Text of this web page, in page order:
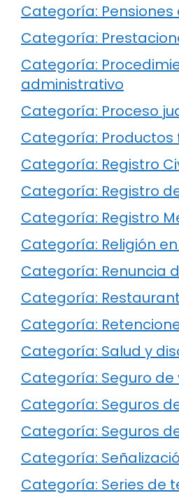
Categoría: Pensiones
Categoría:
Categoría:
administrativo
Categoría: Proceso
Categoría: Productos
Categoría: Registro
Categoría: Registro
Categoría: Registro
Categoría: Religión
Categoría: Renuncia
Categoría:
Categoría:
Categoría: Salud y
Categoría: Seguro de
Categoría: Seguros
Categoría: Seguros
Categoría:
Categoría: Series de